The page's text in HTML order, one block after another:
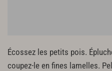
Écossez les petits pois.
coupez-le en fines lamelles.